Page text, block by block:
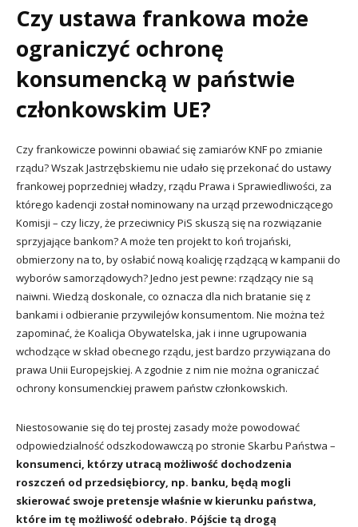
Czy ustawa frankowa może
ograniczyć ochronę
konsumencką w państwie
członkowskim UE?
Czy frankowicze powinni obawiać się zamiarów KNF po zmianie
rządu? Wszak Jastrzębskiemu nie udało się przekonać do ustawy
frankowej poprzedniej władzy, rządu Prawa i Sprawiedliwości, za
którego kadencji został nominowany na urząd przewodniczącego
Komisji – czy liczy, że przeciwnicy PiS skuszą się na rozwiązanie
sprzyjające bankom? A może ten projekt to koń trojański,
obmierzony na to, by osłabić nową koalicję rządzącą w kampanii do
wyborów samorządowych? Jedno jest pewne: rządzący nie są
naiwni. Wiedzą doskonale, co oznacza dla nich bratanie się z
bankami i odbieranie przywilejów konsumentom. Nie można też
zapominać, że Koalicja Obywatelska, jak i inne ugrupowania
wchodzące w skład obecnego rządu, jest bardzo przywiązana do
prawa Unii Europejskiej. A zgodnie z nim nie można ograniczać
ochrony konsumenckiej prawem państw członkowskich.
Niestosowanie się do tej prostej zasady może powodować
odpowiedzialność odszkodowawczą po stronie Skarbu Państwa –
konsumenci, którzy utracą możliwość dochodzenia
roszczeń od przedsiębiorcy, np. banku, będą mogli
skierować swoje pretensje właśnie w kierunku państwa,
które im tę możliwość odebrało. Pójście tą drogą